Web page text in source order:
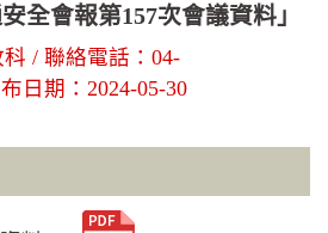
全會報第157次會議資料」
/ 聯絡電話：04-
日期：2024-05-30